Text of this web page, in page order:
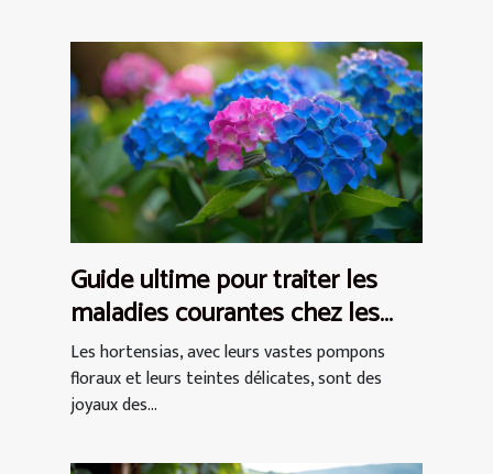
Guide ultime pour traiter les
maladies courantes chez les
hortensias
Les hortensias, avec leurs vastes pompons
floraux et leurs teintes délicates, sont des
joyaux des...